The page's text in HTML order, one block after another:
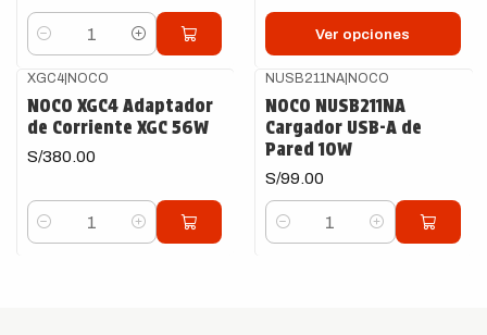
Cantidad
Ver opciones
XGC4|NOCO
NOCO XGC4 Adaptador
de Corriente XGC 56W
S/380.00
Cantidad
NUSB211NA|NOCO
NOCO NUSB211NA
Cargador USB-A de
Pared 10W
S/99.00
Cantidad